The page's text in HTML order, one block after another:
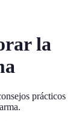
la
prácticos